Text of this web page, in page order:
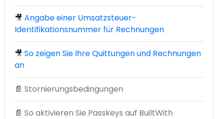
🎥 Angabe einer Umsatzsteuer-
Identifikationsnummer für Rechnungen
🎥 So zeigen Sie Ihre Quittungen und Rechnungen
an
📄 Stornierungsbedingungen
📄 So aktivieren Sie Passkeys auf BuiltWith